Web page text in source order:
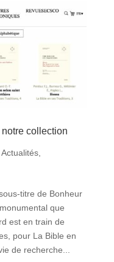
collection
Actualités,
titre de Bonheur
que
est en train de
pour La Bible en
de recherche...